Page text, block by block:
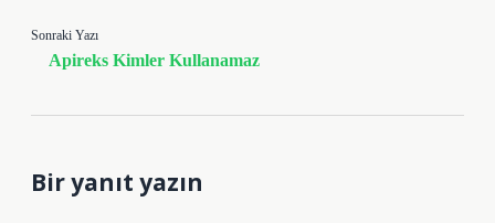
Sonraki Yazı
Apireks Kimler Kullanamaz
Bir yanıt yazın